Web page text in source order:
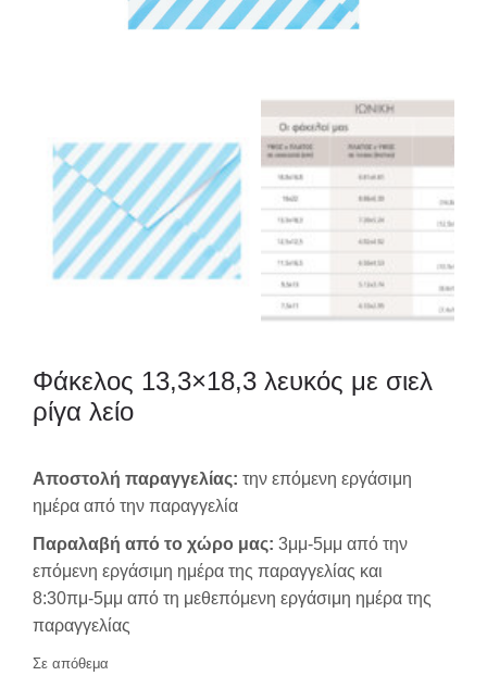
Φάκελος 13,3×18,3 λευκός με σιελ
ρίγα λείο
Αποστολή παραγγελίας: την επόμενη εργάσιμη
ημέρα από την παραγγελία
Παραλαβή από το χώρο μας: 3μμ-5μμ από την
επόμενη εργάσιμη ημέρα της παραγγελίας και
8:30πμ-5μμ από τη μεθεπόμενη εργάσιμη ημέρα της
παραγγελίας
Σε απόθεμα